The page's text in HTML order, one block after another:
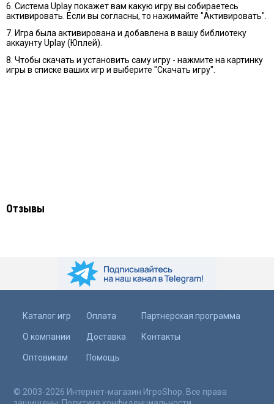
6. Cистема Uplay покажет вам какую игру вы собираетесь
активировать. Если вы согласны, то нажимайте "Активировать".
7. Игра была активирована и добавлена в вашу библиотеку
аккаунту Uplay (Юплей).
8. Чтобы скачать и установить саму игру - нажмите на картинку
игры в списке ваших игр и выберите "Скачать игру".
Отзывы
Каталог игр
О компании
Оптовикам
Оплата
Доставка
Помощь
Партнерская программа
Контакты
© 2003-2026 Интернет-магазин ИгроShop. Все права